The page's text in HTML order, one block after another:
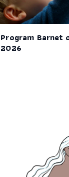
Program Barnet
2026